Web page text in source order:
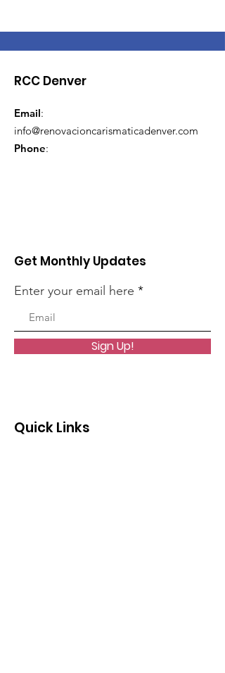
RCC Denver
Email:
info@renovacioncarismaticadenver.com
Phone:
Get Monthly Updates
Enter your email here
Sign Up!
Quick Links